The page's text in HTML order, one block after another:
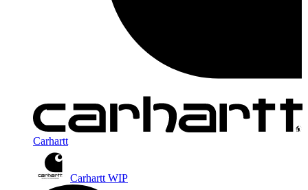
Carhartt
Carhartt WIP